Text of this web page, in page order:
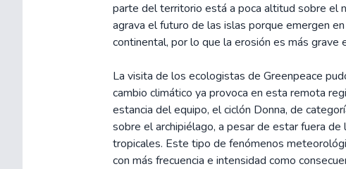
parte del territorio está a poca altitud sobre el
agrava el futuro de las islas porque emergen
continental, por lo que la erosión es más grave
La visita de los ecologistas de Greenpeace
cambio climático ya provoca en esta remota
estancia del equipo, el ciclón Donna, de
sobre el archipiélago, a pesar de estar fuera
tropicales. Este tipo de fenómenos
con más frecuencia e intensidad como